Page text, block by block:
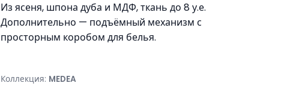
Из ясеня, шпона дуба и МДФ, ткань до 8 у.е.
Дополнительно — подъёмный механизм с
просторным коробом для белья.
Коллекция: MEDEA